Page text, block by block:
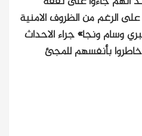
على الرغم من الظروف الامنية
وسام ونجا» جراء الاحداث
خاطروا بأنفسهم للمجئ